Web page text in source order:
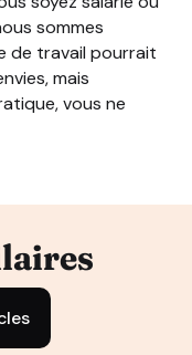
sommes
de travail pourrait
mais
vous ne